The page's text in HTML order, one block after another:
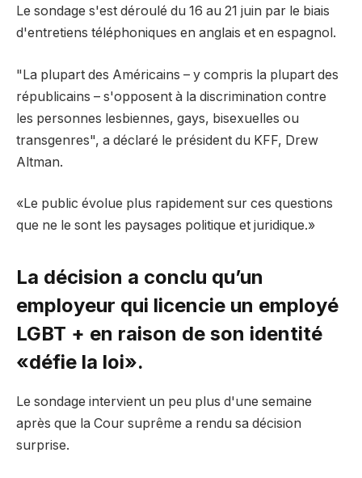
Le sondage s'est déroulé du 16 au 21 juin par le biais
d'entretiens téléphoniques en anglais et en espagnol.
"La plupart des Américains – y compris la plupart des
républicains – s'opposent à la discrimination contre
les personnes lesbiennes, gays, bisexuelles ou
transgenres", a déclaré le président du KFF, Drew
Altman.
«Le public évolue plus rapidement sur ces questions
que ne le sont les paysages politique et juridique.»
La décision a conclu qu’un
employeur qui licencie un employé
LGBT + en raison de son identité
«défie la loi».
Le sondage intervient un peu plus d'une semaine
après que la Cour suprême a rendu sa décision
surprise.